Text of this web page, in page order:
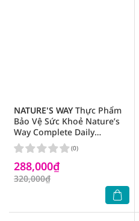
NATURE'S WAYThực Phẩm
Bảo Vệ Sức Khoẻ Nature’s
Way Complete Daily
Multivitamin 100 Viên
288,000₫
320,000₫
(0)